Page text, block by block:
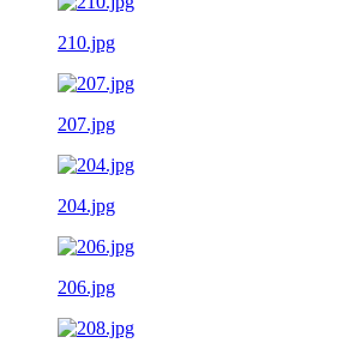
210.jpg
207.jpg
204.jpg
206.jpg